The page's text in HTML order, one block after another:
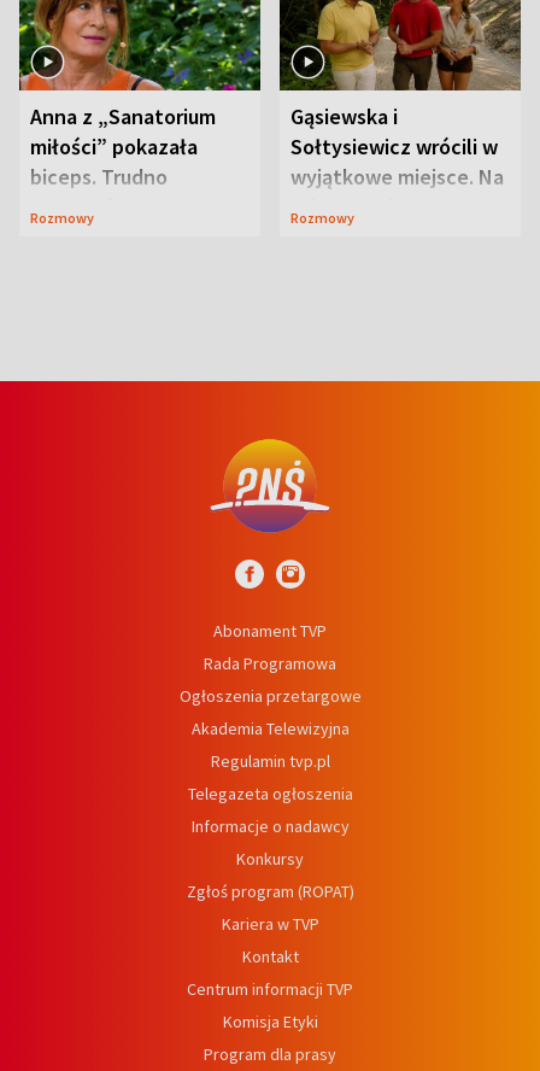
Anna z „Sanatorium
miłości” pokazała
biceps. Trudno
uwierzyć, co przeszła
Rozmowy
Gąsiewska i
Sołtysiewicz wrócili w
wyjątkowe miejsce. Na
szlaku czekał
Rozmowy
Abonament TVP
Rada Programowa
Ogłoszenia przetargowe
Akademia Telewizyjna
Regulamin tvp.pl
Telegazeta ogłoszenia
Informacje o nadawcy
Konkursy
Zgłoś program (ROPAT)
Kariera w TVP
Kontakt
Centrum informacji TVP
Komisja Etyki
Program dla prasy